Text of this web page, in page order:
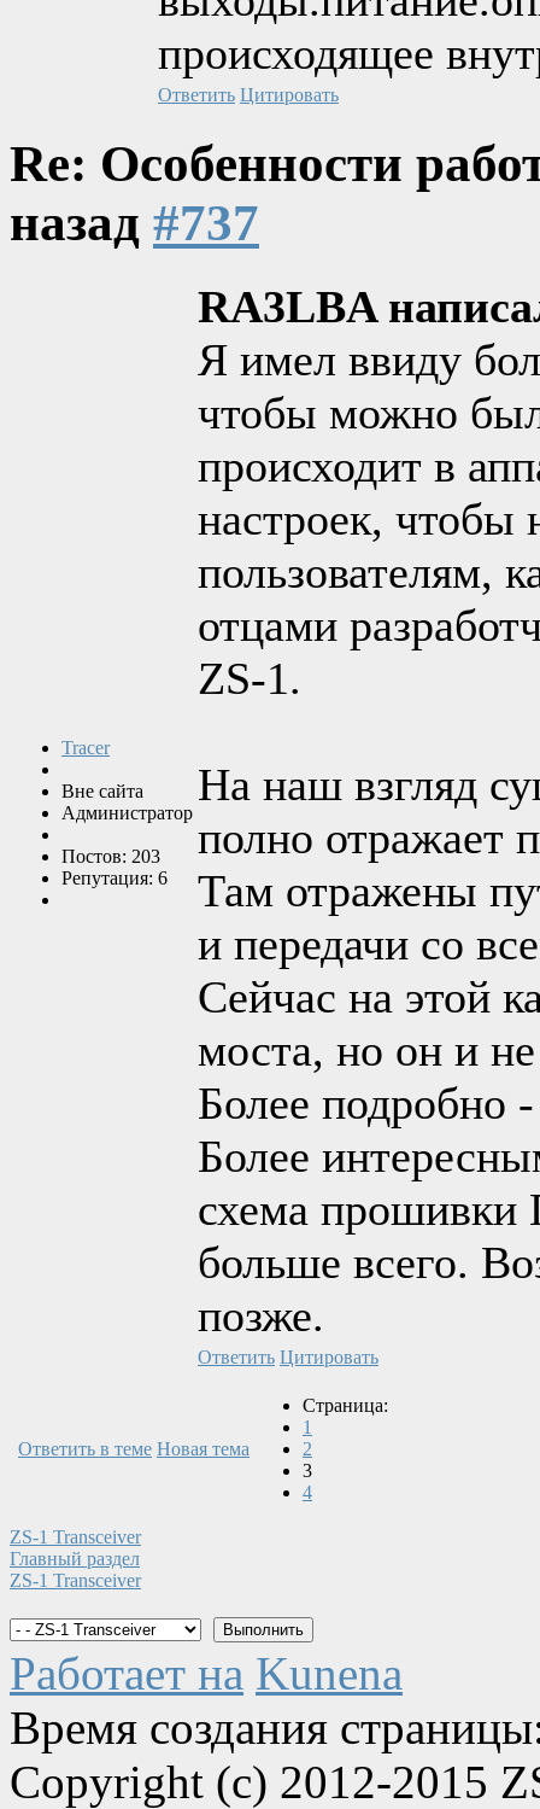
происходящее
Ответить Цитировать
Re: Особенности
назад #737
Tracer
Вне сайта
Администратор
Постов: 203
Репутация: 6
RA3LBA
Я имел ввиду
чтобы можно
происходит в
настроек, чтобы
пользователям,
отцами
ZS-1.
На наш взгляд
полно отражает
Там отражены
и передачи со
Сейчас на этой
моста, но он и
Более подробно
Более
схема прошивки
больше всего.
позже.
Ответить Цитировать
Ответить в теме Новая тема
Страница:
1
2
3
4
ZS-1 Transceiver
Главный раздел
ZS-1 Transceiver
Работает на Kunena
Время создания
Copyright (c) 2012-2015